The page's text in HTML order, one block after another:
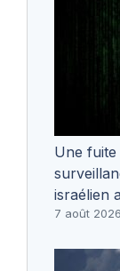
Une
israélien
7 août 2026